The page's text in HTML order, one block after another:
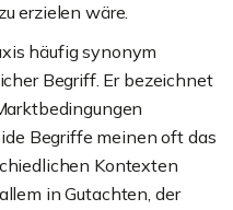
erzielen wäre.
häufig synonym
Begriff. Er bezeichnet
Begriffe meinen oft das
Kontexten
in Gutachten, der